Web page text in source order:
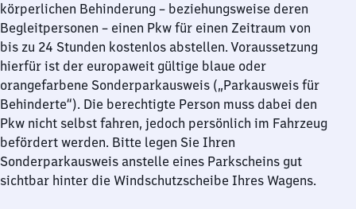
körperlichen Behinderung – beziehungsweise deren
Begleitpersonen – einen Pkw für einen Zeitraum von
bis zu 24 Stunden kostenlos abstellen. Voraussetzung
hierfür ist der europaweit gültige blaue oder
orangefarbene Sonderparkausweis („Parkausweis für
Behinderte“). Die berechtigte Person muss dabei den
Pkw nicht selbst fahren, jedoch persönlich im Fahrzeug
befördert werden. Bitte legen Sie Ihren
Sonderparkausweis anstelle eines Parkscheins gut
sichtbar hinter die Windschutzscheibe Ihres Wagens.